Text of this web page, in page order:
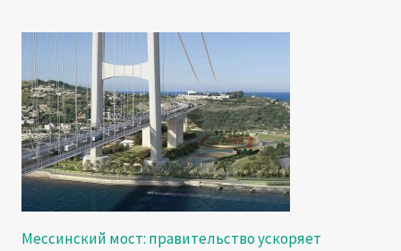
Мессинский мост: правительство ускоряет